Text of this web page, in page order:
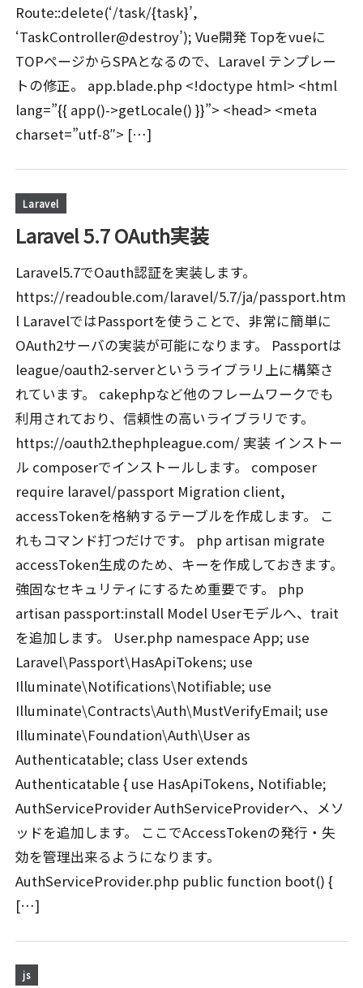
Route::delete(‘/task/{task}’,
‘TaskController@destroy’); Vue開発 Topをvueに
TOPページからSPAとなるので、Laravel テンプレー
トの修正。 app.blade.php <!doctype html> <html
lang=”{{ app()->getLocale() }}”> <head> <meta
charset=”utf-8″> […]
Laravel
Laravel 5.7 OAuth実装
Laravel5.7でOauth認証を実装します。
https://readouble.com/laravel/5.7/ja/passport.htm
l LaravelではPassportを使うことで、非常に簡単に
OAuth2サーバの実装が可能になります。 Passportは
league/oauth2-serverというライブラリ上に構築さ
れています。 cakephpなど他のフレームワークでも
利用されており、信頼性の高いライブラリです。
https://oauth2.thephpleague.com/ 実装 インストー
ル composerでインストールします。 composer
require laravel/passport Migration client,
accessTokenを格納するテーブルを作成します。 こ
れもコマンド打つだけです。 php artisan migrate
accessToken生成のため、キーを作成しておきます。
強固なセキュリティにするため重要です。 php
artisan passport:install Model Userモデルへ、trait
を追加します。 User.php namespace App; use
Laravel\Passport\HasApiTokens; use
Illuminate\Notifications\Notifiable; use
Illuminate\Contracts\Auth\MustVerifyEmail; use
Illuminate\Foundation\Auth\User as
Authenticatable; class User extends
Authenticatable { use HasApiTokens, Notifiable;
AuthServiceProvider AuthServiceProviderへ、メソ
ッドを追加します。 ここでAccessTokenの発行・失
効を管理出来るようになります。
AuthServiceProvider.php public function boot() {
[…]
js